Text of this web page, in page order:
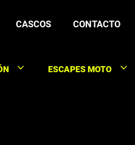
CASCOS CONTACTO
ESCAPES MOTO